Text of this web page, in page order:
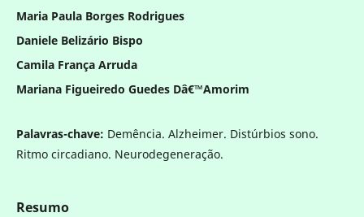
Maria Paula Borges Rodrigues
Daniele Belizário Bispo
Camila França Arruda
Mariana Figueiredo Guedes Dâ€™Amorim
Palavras-chave: Demência. Alzheimer. Distúrbios sono.
Ritmo circadiano. Neurodegeneração.
Resumo